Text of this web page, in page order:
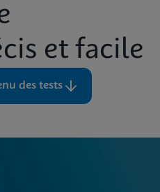
et facile
des tests